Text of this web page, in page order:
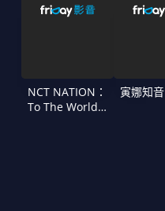
NCT NATION：
To The World
寅娜知音